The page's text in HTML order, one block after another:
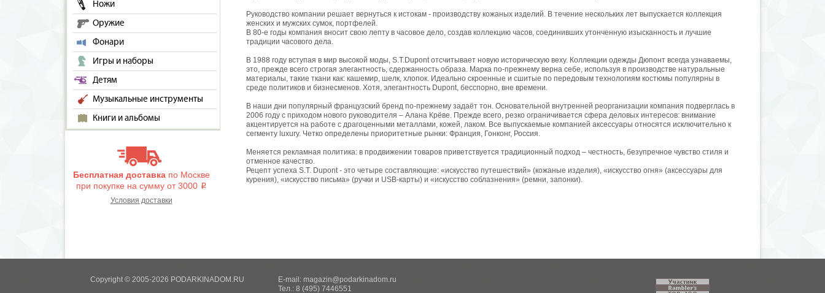
Ножи
Оружие
Фонари
Игры и наборы
Детям
Музыкальные инструменты
Книги и альбомы
Бесплатная доставкапо Москве
при покупке на сумму от 3000 i
Условия доставки
Руководство компании решает вернуться к истокам - производству кожаных изделий. В течение нескольких лет выпускается коллекция
женских и мужских сумок, портфелей.
В 80-е годы компания вносит свою лепту в часовое дело, создав коллекцию часов, соединивших утонченную изысканность и лучшие
традиции часового дела.
В 1988 году вступая в мир высокой моды, S.T.Dupont отсчитывает новую историческую веху. Коллекции одежды Дюпонт всегда узнаваемы,
это, прежде всего строгая элегантность, сдержанность образа. Марка по-прежнему верна себе, используя в производстве натуральные
материалы, такие ткани как: кашемир, шелк, хлопок. Идеально скроенные и сшитые по передовым технологиям костюмы популярны в
среде политиков и бизнесменов. Хотя, элегантность Dupont, бесспорно, вне времени.
В наши дни популярный французский бренд по-прежнему задаёт тон. Основательной внутренней реорганизации компания подверглась в
2006 году с приходом нового руководителя – Алана Крёве. Прежде всего, резко ограничивается сфера деловых интересов: внимание
акцентируется на работе с драгоценными металлами, кожей, лаком. Все выпускаемые компанией аксессуары относятся исключительно к
сегменту luxury. Четко определены приоритетные рынки: Франция, Гонконг, Россия.
Меняется рекламная политика: в продвижении товаров приветствуется традиционный подход – честность, безупречное чувство стиля и
отменное качество.
Рецепт успеха S.T. Dupont - это четыре составляющие: «искусство путешествий» (кожаные изделия), «искусство огня» (аксессуары для
курения), «искусство письма» (ручки и USB-карты) и «искусство соблазнения» (ремни, запонки).
Copyright © 2005-2026 PODARKINADOM.RU E-mail: magazin@podarkinadom.ru
Тел.: 8 (495) 7446551